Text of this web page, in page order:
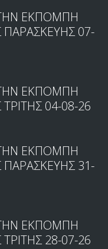
ΕΚΠΟΜΠΗ
ΠΑΡΑΣΚΕΥΗΣ 07-
ΕΚΠΟΜΠΗ
ΤΡΙΤΗΣ 04-08-26
ΕΚΠΟΜΠΗ
ΠΑΡΑΣΚΕΥΗΣ 31-
ΕΚΠΟΜΠΗ
ΤΡΙΤΗΣ 28-07-26